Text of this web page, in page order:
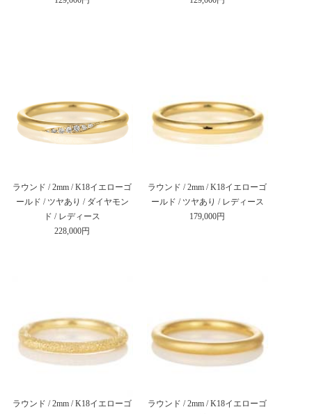
ラウンド / 2mm / K18イエローゴ
ールド / ツヤあり / ダイヤモン
ド / レディース
228,000円
ラウンド / 2mm / K18イエローゴ
ールド / ツヤあり / レディース
179,000円
ラウンド / 2mm / K18イエローゴ
ラウンド / 2mm / K18イエローゴ